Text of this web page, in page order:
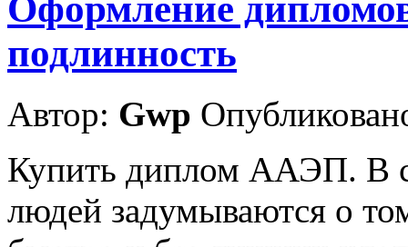
подлинность
Автор: Gwp
Купить диплом ААЭП. В
людей задумываются о